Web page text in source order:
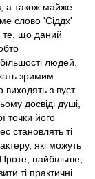
а також майже
слово 'Сіддх'
те, що даний
людей.
зримим
з вуст
досвіді душі,
точки його
становлять ті
які можуть
найбільше,
ті практичні